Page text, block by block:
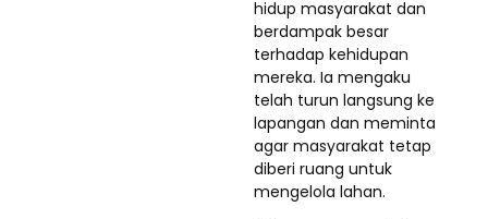
hidup masyarakat dan
berdampak besar
terhadap kehidupan
mereka. Ia mengaku
telah turun langsung ke
lapangan dan meminta
agar masyarakat tetap
diberi ruang untuk
mengelola lahan.